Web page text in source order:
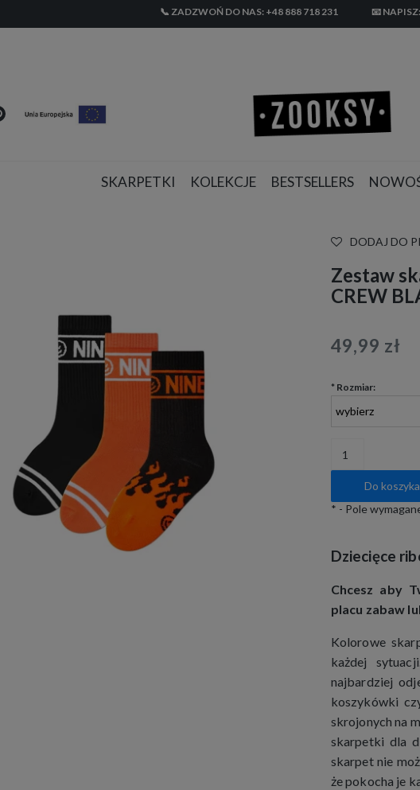
📞 ZADZWOŃ DO NAS: +48 888 718 231 📧
SKARPETKI KOLEKCJE BESTSELLERS
DODAJ DO
Zestaw
CREW
49,99 zł
* Rozmiar:
Do koszyka
* - Pole
Dziecięce
Chcesz aby
placu zabaw
Kolorowe
każdej
najbardziej
koszykówki
skrojonych na
skarpetki dla
skarpet nie
że pokocha je